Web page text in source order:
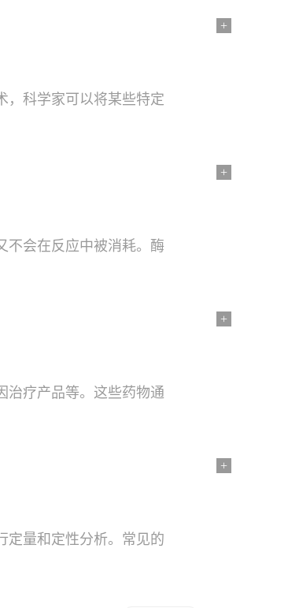
，科学家可以将某些特定
+
不会在反应中被消耗。酶
+
治疗产品等。这些药物通
+
定量和定性分析。常见的
+